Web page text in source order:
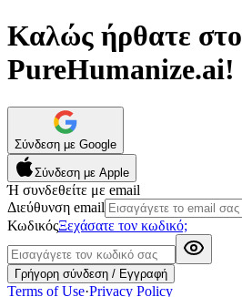
Καλώς ήρθατε στο
PureHumanize.ai!
Σύνδεση με Google
Σύνδεση με Apple
Ή συνδεθείτε με email
Διεύθυνση email
ΚωδικόςΞεχάσατε τον κωδικό;
Γρήγορη σύνδεση / Εγγραφή
Terms of Use·Privacy Policy